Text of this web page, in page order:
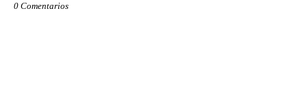
0 Comentarios